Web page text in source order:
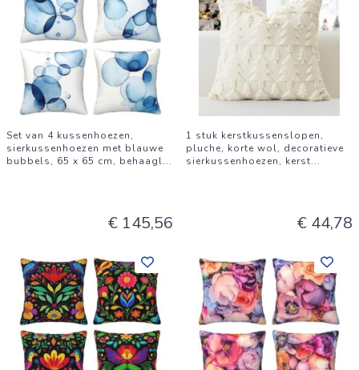
Set van 4 kussenhoezen,
sierkussenhoezen met blauwe
bubbels, 65 x 65 cm, behaagl...
€ 145,56
1 stuk kerstkussenslopen,
pluche, korte wol, decoratieve
sierkussenhoezen, kerst...
€ 44,78